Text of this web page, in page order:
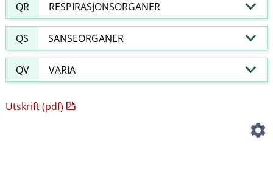
QR RESPIRASJONSORGANER
QS SANSEORGANER
QV VARIA
Utskrift (pdf)